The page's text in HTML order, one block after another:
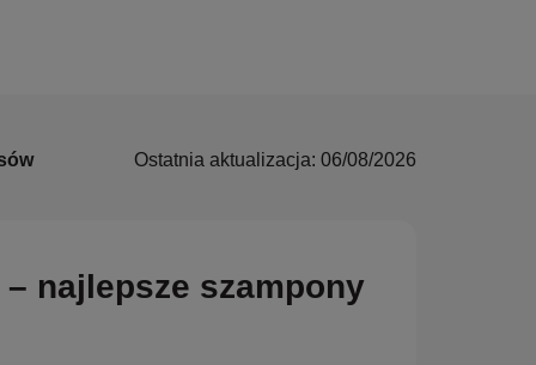
Ostatnia aktualizacja: 06/08/2026
najlepsze szampony